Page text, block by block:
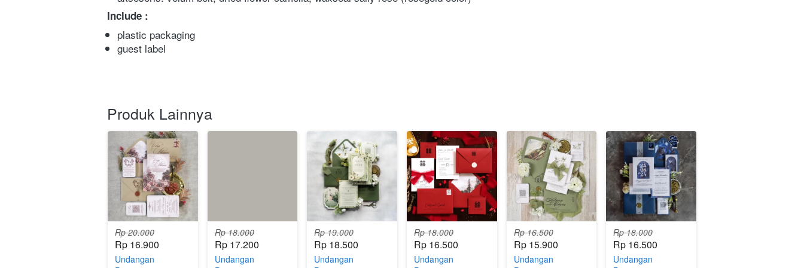
Include :
plastic packaging
guest label
Produk Lainnya
Rp 20.000
Rp 16.900
Undangan
Rp 18.000
Rp 17.200
Undangan
Rp 19.000
Rp 18.500
Undangan
Rp 18.000
Rp 16.500
Undangan
Rp 16.500
Rp 15.900
Undangan
Rp 18.000
Rp 16.500
Undangan